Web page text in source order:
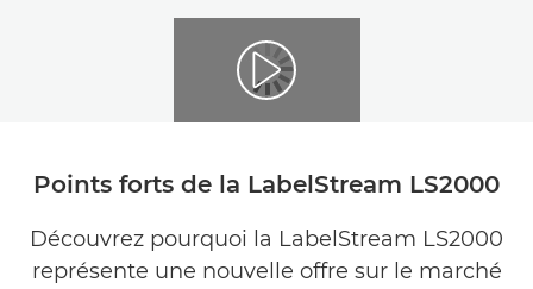
Points forts de la LabelStream LS2000
Découvrez pourquoi la LabelStream LS2000
représente une nouvelle offre sur le marché